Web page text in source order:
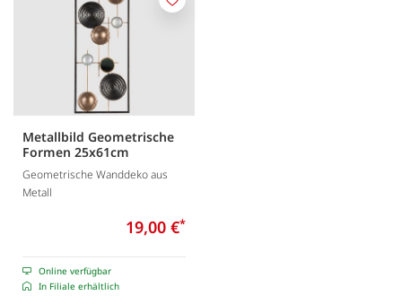
Metallbild Geometrische
Formen 25x61cm
Geometrische Wanddeko aus
Metall
19,00 €*
Online verfügbar
In Filiale erhältlich
Merken